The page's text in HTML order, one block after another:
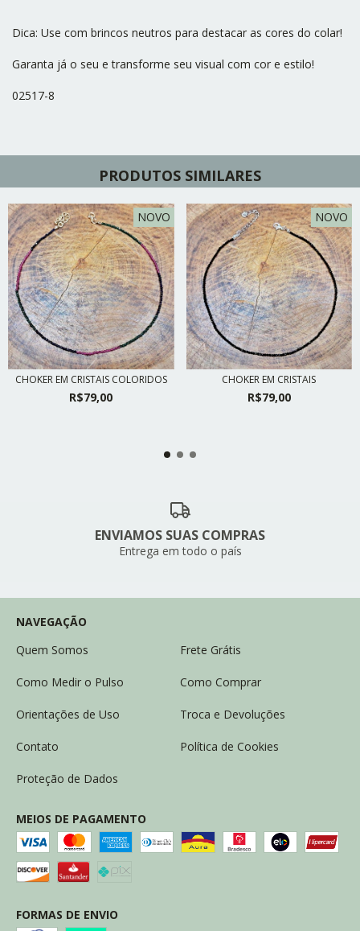
Dica: Use com brincos neutros para destacar as cores do colar!
Garanta já o seu e transforme seu visual com cor e estilo!
02517-8
PRODUTOS SIMILARES
NOVO
CHOKER EM CRISTAIS COLORIDOS
R$79,00
NOVO
CHOKER EM CRISTAIS
R$79,00
ENVIAMOS SUAS COMPRAS
Entrega em todo o país
NAVEGAÇÃO
Quem Somos
Frete Grátis
Como Medir o Pulso Como Comprar
Orientações de Uso Troca e Devoluções
Contato Política de Cookies
Proteção de Dados
MEIOS DE PAGAMENTO
FORMAS DE ENVIO